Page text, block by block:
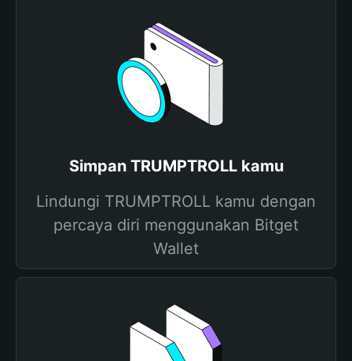
Simpan TRUMPTROLL kamu
Lindungi TRUMPTROLL kamu dengan
percaya diri menggunakan Bitget
Wallet